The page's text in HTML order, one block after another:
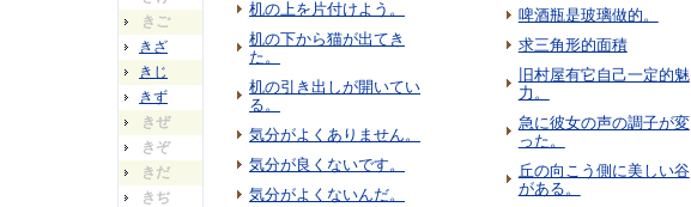
きご
きざ
きじ
きず
きぜ
きぞ
きだ
きぢ
机の上を片付けよう。
机の下から猫が出てき
た。
机の引き出しが開いてい
る。
気分がよくありません。
気分が良くないです。
気分がよくないんだ。
啤酒瓶是玻璃做的。
求三角形的面積
旧村屋有它自己一定的魅
力。
急に彼女の声の調子が変
った。
丘の向こう側に美しい谷
がある。